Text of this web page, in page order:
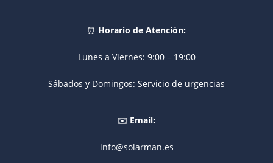
⏰ Horario de Atención:
Lunes a Viernes: 9:00 – 19:00
Sábados y Domingos: Servicio de urgencias
✉️ Email:
info@solarman.es